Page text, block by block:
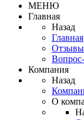
МЕНЮ
Главная
Назад
Главная
Отзывы
Компания
Назад
О